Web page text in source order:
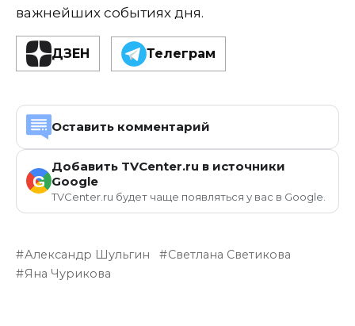
важнейших событиях дня.
ДЗЕН Телеграм
Оставить комментарий
G
Добавить TVCenter.ru в источники
Google
TVCenter.ru будет чаще появляться у вас в Google.
Александр Шульгин
Светлана Светикова
Яна Чурикова